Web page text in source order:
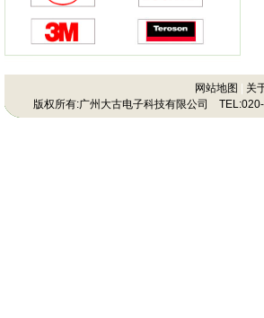
网站地图 关
版权所有:广州大古电子科技有限公司